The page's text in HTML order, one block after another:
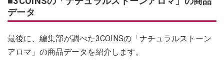
データ
最後に、編集部が調べた3COINSの「ナチュラルストーン
アロマ」の商品データを紹介します。